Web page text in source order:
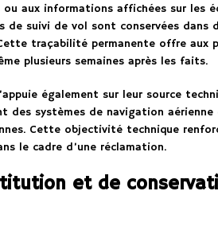
aux informations affichées sur les
de suivi de vol sont conservées dans
traçabilité permanente offre aux
plusieurs semaines après les faits.
également sur leur source
des systèmes de navigation
Cette objectivité technique
le cadre d’une réclamation.
et de